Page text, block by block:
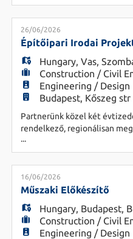
DE
ES
PL
HU
és az átláthatóságot tekintik
Feladatok - Teljes
menedzselése a tender
garanciális hibajavításig -
26/06/2026
Építőipari Irodai
Hungary, Vas,
Construction / Civil
Engineering / Design
Budapest, Kőszeg str
Partnerünk közel két
rendelkező, regionálisan
generálkivitelező vállalat,
figyelmet fordít a
a hosszú távú szakmai
Bővülő csapatukba keresünk
Projektvezető pozícióba, aki
...
16/06/2026
Műszaki Előkészítő
Hungary, Budapest,
Construction / Civil
Engineering / Design